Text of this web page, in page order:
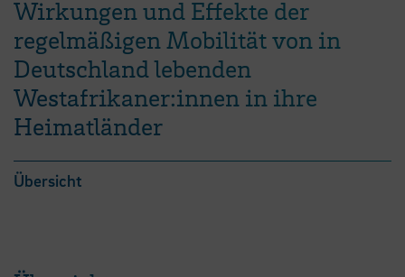
Wirkungen und Effekte der
regelmäßigen Mobilität von in
Deutschland lebenden
Westafrikaner:innen in ihre
Heimatländer
Übersicht